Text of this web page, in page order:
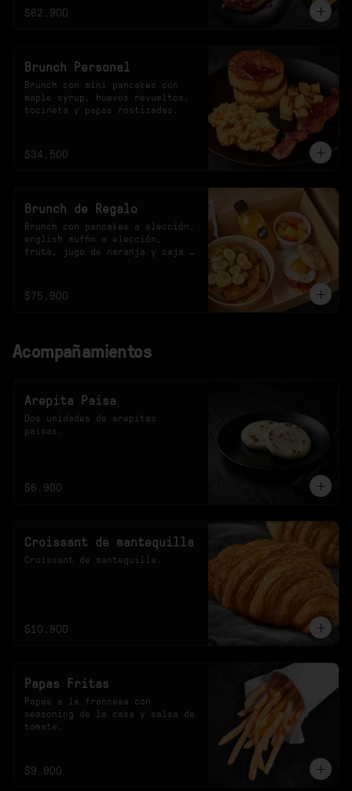
$62.900
Brunch Personal
Brunch con mini pancakes con
maple syrup, huevos revueltos,
tocineta y papas rostizadas.
$34.500
Brunch de Regalo
Brunch con pancakes a elección,
english muffin a elección,
fruta, jugo de naranja y caja
$75.900
Acompañamientos
Arepita Paisa
Dos unidades de arepitas
paisas.
$6.900
Croissant de mantequilla
Croissant de mantequilla.
$10.900
Papas Fritas
Papas a la francesa con
seasoning de la casa y salsa de
tomate.
$9.900